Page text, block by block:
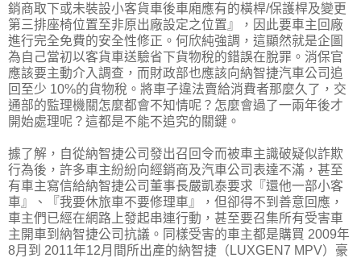
銷商取下或未裝設小客貨車後車廂應有的橫桿/保護桿及變更
第三排座椅位置至非原出廠設定之位置』，因此要車主回廠
進行完全免費的安全性修正。何欣純強調，這顯然就是企圖
為自己當初以客貨車送驗省下貨物稅的錯誤在脫罪。消保官
應該要主動介入調查，而財政部也應該向納智捷汽車公司追
回至少 10%的貨物稅。將車子違法賣給消費者那麼久了，交
通部的監理機關怎麼都會不知情呢？怎麼會過了一兩年後才
開始處理呢？這都是不能不追究的關鍵。
據了解，自從納智捷公司發出召回令而被車主識破疑似詐欺
行為後，許多車主紛紛向經銷商及汽車公司表達不滿，甚至
有車主寫信給納智捷公司董事長嚴凱泰要求『還他一部小客
車』、『我要休旅車不要修理車』，但卻得不到善意回應，
車主們已經在網路上發起串連行動，甚至要召集所有受害車
主開車到納智捷公司抗議。同樣受害的車主都是購買 2009年
8月到 2011年12月間所出產的納智捷（LUXGEN7 MPV）豪